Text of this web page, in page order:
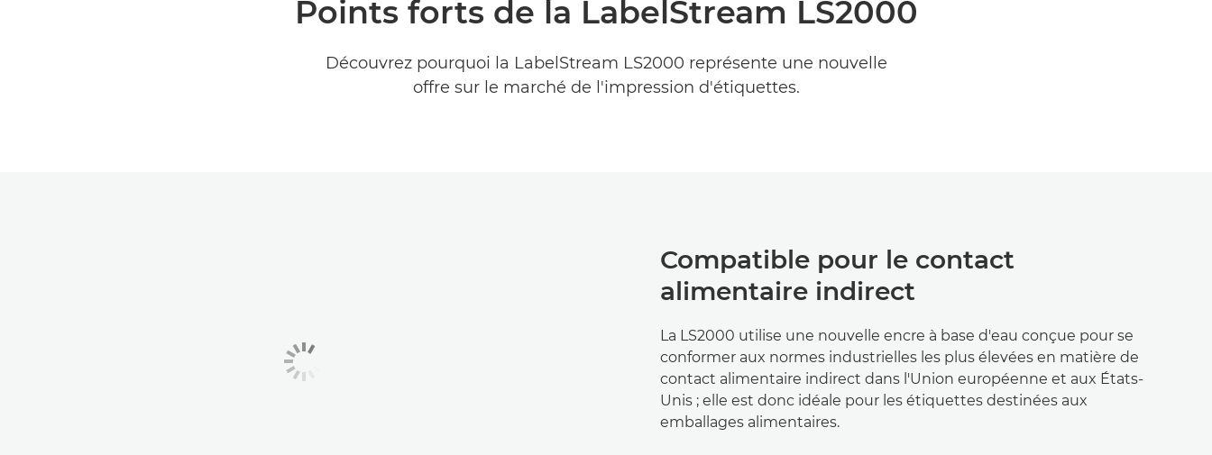
Points forts de la LabelStream LS2000
Découvrez pourquoi la LabelStream LS2000 représente une nouvelle
offre sur le marché de l'impression d'étiquettes.
Compatible pour le contact
alimentaire indirect
La LS2000 utilise une nouvelle encre à base d'eau conçue pour se
conformer aux normes industrielles les plus élevées en matière de
contact alimentaire indirect dans l'Union européenne et aux États-
Unis ; elle est donc idéale pour les étiquettes destinées aux
emballages alimentaires.